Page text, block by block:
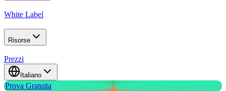
White Label
Risorse
Prezzi
Italiano
Prova Gratuita